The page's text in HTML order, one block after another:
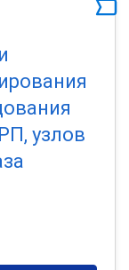
узлов